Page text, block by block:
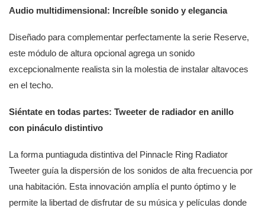
Audio multidimensional: Increíble sonido y elegancia
Diseñado para complementar perfectamente la serie Reserve,
este módulo de altura opcional agrega un sonido
excepcionalmente realista sin la molestia de instalar altavoces
en el techo.
Siéntate en todas partes: Tweeter de radiador en anillo
con pináculo distintivo
La forma puntiaguda distintiva del Pinnacle Ring Radiator
Tweeter guía la dispersión de los sonidos de alta frecuencia por
una habitación. Esta innovación amplía el punto óptimo y le
permite la libertad de disfrutar de su música y películas donde